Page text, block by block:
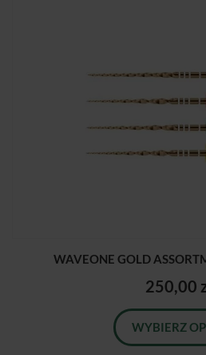
WAVEONE GOLD
250,00
WYBIERZ